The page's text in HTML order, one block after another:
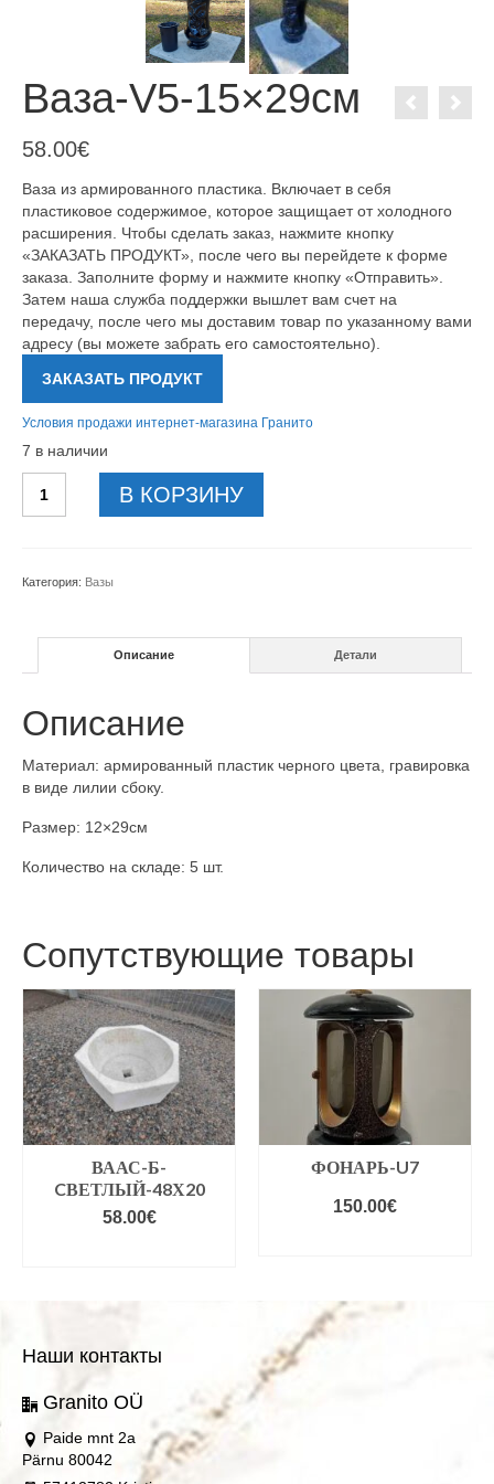
Ваза-V5-15×29см
58.00€
Ваза из армированного пластика. Включает в себя
пластиковое содержимое, которое защищает от холодного
расширения. Чтобы сделать заказ, нажмите кнопку
«ЗАКАЗАТЬ ПРОДУКТ», после чего вы перейдете к форме
заказа. Заполните форму и нажмите кнопку «Отправить».
Затем наша служба поддержки вышлет вам счет на
передачу, после чего мы доставим товар по указанному вами
адресу (вы можете забрать его самостоятельно).
ЗАКАЗАТЬ ПРОДУКТ
Условия продажи интернет-магазина Гранито
7 в наличии
товара
В КОРЗИНУ
Категория: Вазы
Описание Детали
Описание
Материал: армированный пластик черного цвета, гравировка
в виде лилии сбоку.
Размер: 12×29см
Количество на складе: 5 шт.
Сопутствующие товары
ВААС-Б-
CВЕТЛЫЙ-48Х20
58.00€
ФОНАРЬ-U7
150.00€
Наши контакты
Granito OÜ
Paide mnt 2a
Pärnu 80042